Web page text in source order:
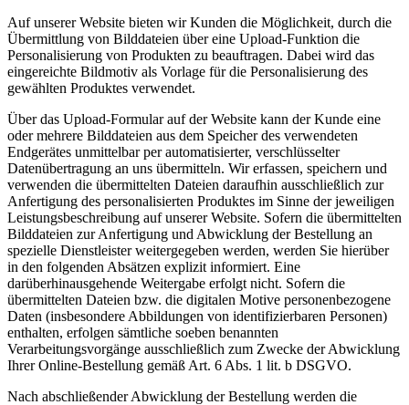
Auf unserer Website bieten wir Kunden die Möglichkeit, durch die
Übermittlung von Bilddateien über eine Upload-Funktion die
Personalisierung von Produkten zu beauftragen. Dabei wird das
eingereichte Bildmotiv als Vorlage für die Personalisierung des
gewählten Produktes verwendet.
Über das Upload-Formular auf der Website kann der Kunde eine
oder mehrere Bilddateien aus dem Speicher des verwendeten
Endgerätes unmittelbar per automatisierter, verschlüsselter
Datenübertragung an uns übermitteln. Wir erfassen, speichern und
verwenden die übermittelten Dateien daraufhin ausschließlich zur
Anfertigung des personalisierten Produktes im Sinne der jeweiligen
Leistungsbeschreibung auf unserer Website. Sofern die übermittelten
Bilddateien zur Anfertigung und Abwicklung der Bestellung an
spezielle Dienstleister weitergegeben werden, werden Sie hierüber
in den folgenden Absätzen explizit informiert. Eine
darüberhinausgehende Weitergabe erfolgt nicht. Sofern die
übermittelten Dateien bzw. die digitalen Motive personenbezogene
Daten (insbesondere Abbildungen von identifizierbaren Personen)
enthalten, erfolgen sämtliche soeben benannten
Verarbeitungsvorgänge ausschließlich zum Zwecke der Abwicklung
Ihrer Online-Bestellung gemäß Art. 6 Abs. 1 lit. b DSGVO.
Nach abschließender Abwicklung der Bestellung werden die